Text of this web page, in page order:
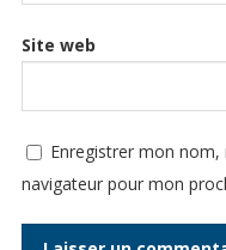
Site web
Enregistrer mon
navigateur pour mon